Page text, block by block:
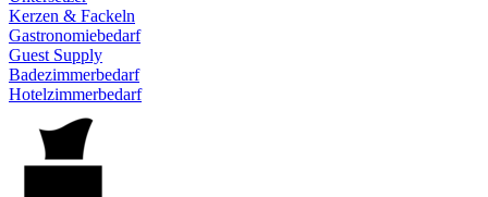
Kerzen & Fackeln
Gastronomiebedarf
Guest Supply
Badezimmerbedarf
Hotelzimmerbedarf